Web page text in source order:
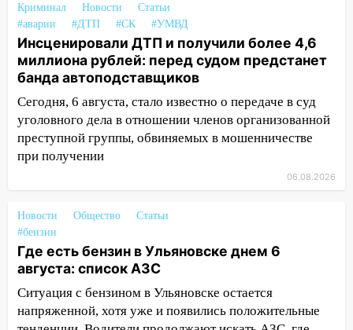
16:09
Ветераны легкой атлетики из
Ульяновска успешно выступили на
Чемпионате России
16:02 В Ульяновской области убрали
зернобобовых культур
15:51 Бросила кирпич в жену брата: в
Ульяновской области завели дело на
курьера: крупная авария в Ульяновске
15:15 Проводил до квартиры и ограбил:
новый кавалер женщины оказался
рецидивистом
14:26 В Ульяновске ограничат движение
Криминал Новости
Статьи
#аварии
#ДТП #СК #УМВД
Инсценировали ДТП и получили более 4,6
миллиона рублей: перед судом предстанет
банда автоподставщиков
Сегодня, 6 августа, стало известно о передаче в суд
уголовного дела в отношении членов организованной
преступной группы, обвиняемых в мошенничестве
при получении
06.08.2026
Новости Общество
Статьи
#бензин
Где есть бензин в Ульяновске днем 6
августа: список АЗС
Ситуация с бензином в Ульяновске остается
напряженной, хотя уже и появились положительные